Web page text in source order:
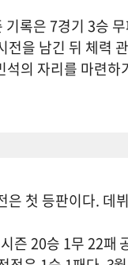
기록은 7경기 3승
전을 남긴 뒤 체력
석의 자리를 마련
은 첫 등판이다. 데
즌 20승 1무 22패